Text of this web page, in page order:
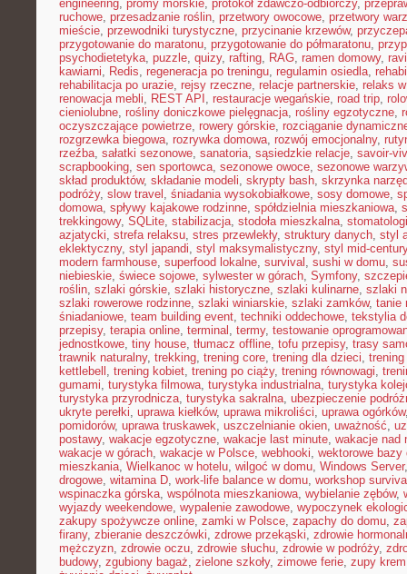
engineering, promy morskie, protokół zdawczo-odbiorczy,
ruchowe, przesadzanie roślin, przetwory owocowe, przetwory
mieście, przewodniki turystyczne, przycinanie krzewów,
przygotowanie do maratonu, przygotowanie do półmaratonu,
psychodietetyka, puzzle, quizy, rafting, RAG, ramen domowy,
kawiarni, Redis, regeneracja po treningu, regulamin osiedla,
rehabilitacja po urazie, rejsy rzeczne, relacje partnerskie, relaks
renowacja mebli, REST API , restauracje wegańskie, road trip,
cieniolubne, rośliny doniczkowe pielęgnacja, rośliny egzotyczne,
oczyszczające powietrze, rowery górskie, rozciąganie
rozgrzewka biegowa, rozrywka domowa, rozwój emocjonalny,
rzeźba, sałatki sezonowe, sanatoria, sąsiedzkie relacje, savoir-
scrapbooking, sen sportowca, sezonowe owoce, sezonowe
skład produktów, składanie modeli, skrypty bash, skrzynka
podróży, slow travel , śniadania wysokobiałkowe, sosy domowe,
domowa, spływy kajakowe rodzinne, spółdzielnia mieszkaniowa,
trekkingowy, SQLite, stabilizacja, stodoła mieszkalna,
azjatycki, strefa relaksu, stres przewlekły, struktury danych, styl
eklektyczny, styl japandi, styl maksymalistyczny, styl mid-century
modern farmhouse, superfood lokalne, survival , sushi w domu,
niebieskie, świece sojowe, sylwester w górach, Symfony,
roślin, szlaki górskie, szlaki historyczne, szlaki kulinarne, szlaki
szlaki rowerowe rodzinne, szlaki winiarskie, szlaki zamków, tanie
śniadaniowe, team building event, techniki oddechowe, tekstylia
przepisy, terapia online, terminal , termy, testowanie
jednostkowe, tiny house, tłumacz offline, tofu przepisy, trasy
trawnik naturalny, trekking, trening core, trening dla dzieci,
kettlebell , trening kobiet, trening po ciąży, trening równowagi,
gumami, turystyka filmowa, turystyka industrialna, turystyka
turystyka przyrodnicza, turystyka sakralna, ubezpieczenie
ukryte perełki, uprawa kiełków, uprawa mikroliści, uprawa ogórków
pomidorów, uprawa truskawek, uszczelnianie okien, uważność,
postawy, wakacje egzotyczne, wakacje last minute, wakacje nad
wakacje w górach, wakacje w Polsce, webhooki, wektorowe bazy
mieszkania, Wielkanoc w hotelu, wilgoć w domu, Windows Server
drogowe, witamina D, work-life balance w domu, workshop
wspinaczka górska, wspólnota mieszkaniowa, wybielanie zębów,
wyjazdy weekendowe, wypalenie zawodowe, wypoczynek
zakupy spożywcze online, zamki w Polsce, zapachy do domu,
firany, zbieranie deszczówki, zdrowe przekąski, zdrowie
mężczyzn, zdrowie oczu, zdrowie słuchu, zdrowie w podróży,
budowy, zgubiony bagaż, zielone szkoły, zimowe ferie, zupy krem